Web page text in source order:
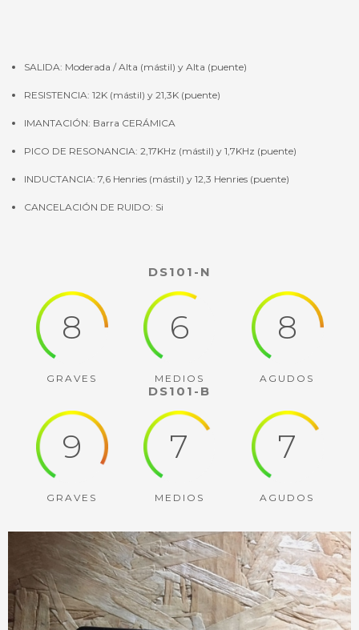
SALIDA: Moderada / Alta (mástil) y Alta (puente)
RESISTENCIA: 12K (mástil) y 21,3K (puente)
IMANTACIÓN: Barra CERÁMICA
PICO DE RESONANCIA: 2,17KHz (mástil) y 1,7KHz (puente)
INDUCTANCIA: 7,6 Henries (mástil) y 12,3 Henries (puente)
CANCELACIÓN DE RUIDO: Si
DS101-N
8
GRAVES
6
MEDIOS
8
AGUDOS
DS101-B
9
GRAVES
7
MEDIOS
7
AGUDOS